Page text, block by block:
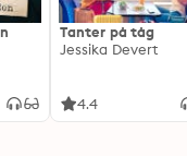
Tanter på tåg
Jessika Devert
4.4